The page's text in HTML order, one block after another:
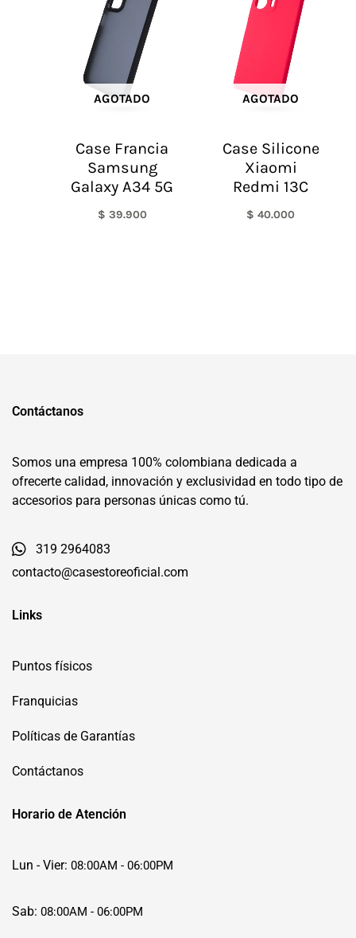
AGOTADO
Case Francia
Samsung
Galaxy A34 5G
$ 39.900
AGOTADO
Case Silicone
Xiaomi
Redmi 13C
$ 40.000
Contáctanos
Somos una empresa 100% colombiana dedicada a
ofrecerte calidad, innovación y exclusividad en todo tipo de
accesorios para personas únicas como tú.
319 2964083
contacto@casestoreoficial.com
Links
Puntos físicos
Franquicias
Políticas de Garantías
Contáctanos
Horario de Atención
Lun - Vier: 08:00AM - 06:00PM
Sab: 08:00AM - 06:00PM